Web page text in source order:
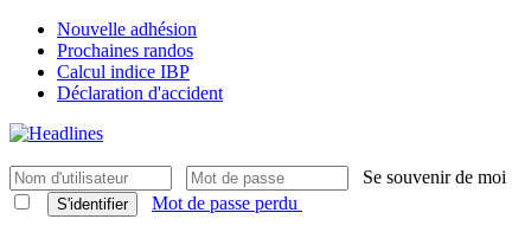
Nouvelle adhésion
Prochaines randos
Calcul indice IBP
Déclaration d'accident
Se souvenir de moi
S'identifier Mot de passe perdu